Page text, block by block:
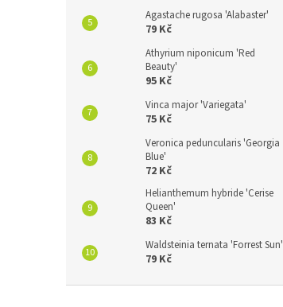
Agastache rugosa 'Alabaster'
79 Kč
Athyrium niponicum 'Red
Beauty'
95 Kč
Vinca major 'Variegata'
75 Kč
Veronica peduncularis 'Georgia
Blue'
72 Kč
Helianthemum hybride 'Cerise
Queen'
83 Kč
Waldsteinia ternata 'Forrest Sun'
79 Kč